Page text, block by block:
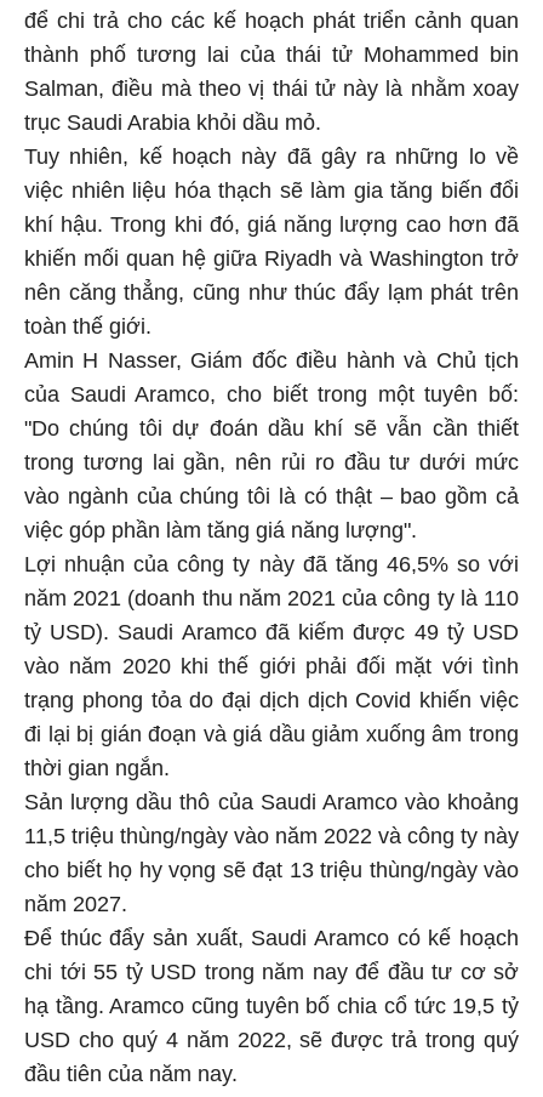
để chi trả cho các kế hoạch phát triển cảnh quan
thành phố tương lai của thái tử Mohammed bin
Salman, điều mà theo vị thái tử này là nhằm xoay
trục Saudi Arabia khỏi dầu mỏ.
Tuy nhiên, kế hoạch này đã gây ra những lo về
việc nhiên liệu hóa thạch sẽ làm gia tăng biến đổi
khí hậu. Trong khi đó, giá năng lượng cao hơn đã
khiến mối quan hệ giữa Riyadh và Washington trở
nên căng thẳng, cũng như thúc đẩy lạm phát trên
toàn thế giới.
Amin H Nasser, Giám đốc điều hành và Chủ tịch
của Saudi Aramco, cho biết trong một tuyên bố:
"Do chúng tôi dự đoán dầu khí sẽ vẫn cần thiết
trong tương lai gần, nên rủi ro đầu tư dưới mức
vào ngành của chúng tôi là có thật – bao gồm cả
việc góp phần làm tăng giá năng lượng".
Lợi nhuận của công ty này đã tăng 46,5% so với
năm 2021 (doanh thu năm 2021 của công ty là 110
tỷ USD). Saudi Aramco đã kiếm được 49 tỷ USD
vào năm 2020 khi thế giới phải đối mặt với tình
trạng phong tỏa do đại dịch dịch Covid khiến việc
đi lại bị gián đoạn và giá dầu giảm xuống âm trong
thời gian ngắn.
Sản lượng dầu thô của Saudi Aramco vào khoảng
11,5 triệu thùng/ngày vào năm 2022 và công ty này
cho biết họ hy vọng sẽ đạt 13 triệu thùng/ngày vào
năm 2027.
Để thúc đẩy sản xuất, Saudi Aramco có kế hoạch
chi tới 55 tỷ USD trong năm nay để đầu tư cơ sở
hạ tầng. Aramco cũng tuyên bố chia cổ tức 19,5 tỷ
USD cho quý 4 năm 2022, sẽ được trả trong quý
đầu tiên của năm nay.